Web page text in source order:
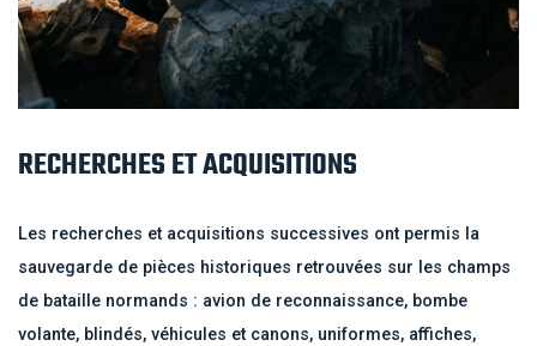
RECHERCHES ET ACQUISITIONS
Les recherches et acquisitions successives ont permis la
sauvegarde de pièces historiques retrouvées sur les champs
de bataille normands : avion de reconnaissance, bombe
volante, blindés, véhicules et canons, uniformes, affiches,